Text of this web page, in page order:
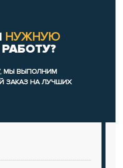
НУЖНУЮ
МЫ ВЫПОЛНИМ
ЗАКАЗ НА ЛУЧШИХ